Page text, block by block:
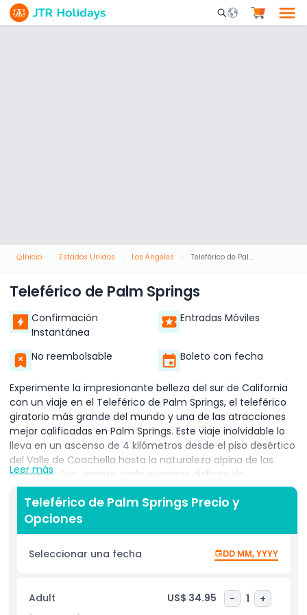
Mobile Search
Inicio Estados Unidos Los Ángeles Teleférico de Palm Springs
Teleférico de Palm Springs
Confirmación
Instantánea
Entradas Móviles
No reembolsable Boleto con fecha
Experimente la impresionante belleza del sur de California
con un viaje en el Teleférico de Palm Springs, el teleférico
giratorio más grande del mundo y una de las atracciones
mejor calificadas en Palm Springs. Este viaje inolvidable lo
lleva en un ascenso de 4 kilómetros desde el piso desértico
del Valle de Coachella hasta la naturaleza alpina de las
Montañas San Jacinto, todo mientras disfruta de
impresionantes vistas de 360 grados desde un teleférico
giratorio. Al subir casi 1,800 metros de elevación,
presenciará un cambio dramático en el clima y el paisaje,
desde áridos desiertos hasta frondosos bosques de pinos y
aire fresco de montaña. En la cima, adéntrese en la belleza
prístina del Parque Estatal Monte San Jacinto, un paraíso
kilómetros de senderos para caminatas que van desde
paseos naturales fáciles hasta excursiones desafiantes,
Leer más
Teleférico de Palm Springs Precio y
Opciones
Seleccionar una fecha DD MM, YYYY
Adult US$ 34.95 - 1 +